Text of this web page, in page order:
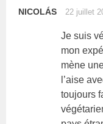
NICOLÁS 22 juillet
Je suis
mon
mène
l’aise
toujours